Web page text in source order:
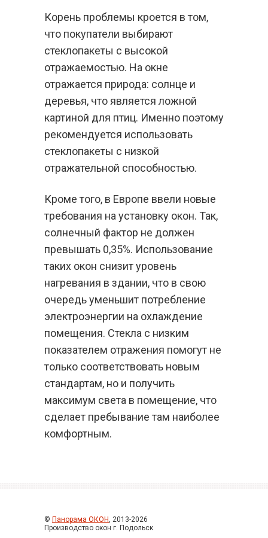
Корень проблемы кроется в том,
что покупатели выбирают
стеклопакеты с высокой
отражаемостью. На окне
отражается природа: солнце и
деревья, что является ложной
картиной для птиц. Именно поэтому
рекомендуется использовать
стеклопакеты с низкой
отражательной способностью.
Кроме того, в Европе ввели новые
требования на установку окон. Так,
солнечный фактор не должен
превышать 0,35%. Использование
таких окон снизит уровень
нагревания в здании, что в свою
очередь уменьшит потребление
электроэнергии на охлаждение
помещения. Стекла с низким
показателем отражения помогут не
только соответствовать новым
стандартам, но и получить
максимум света в помещение, что
сделает пребывание там наиболее
комфортным.
© Панорама ОКОН, 2013-2026
Производство окон г. Подольск